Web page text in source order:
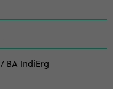
BA IndiErg